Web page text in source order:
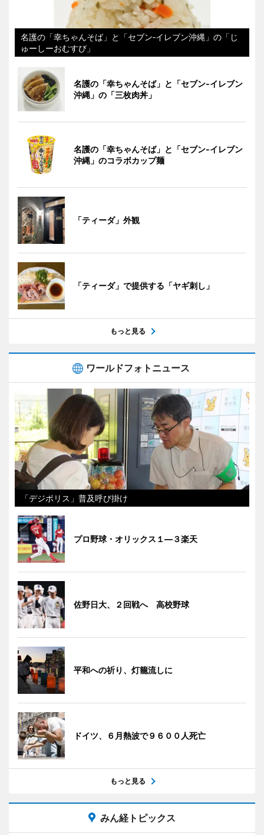
名護の「幸ちゃんそば」と「セブン‐イレブン沖縄」の「じ
ゅーしーおむすび」
名護の「幸ちゃんそば」と「セブン‐イレブン
沖縄」の「三枚肉丼」
名護の「幸ちゃんそば」と「セブン‐イレブン
沖縄」のコラボカップ麺
「ティーダ」外観
「ティーダ」で提供する「ヤギ刺し」
もっと見る
ワールドフォトニュース
「デジポリス」普及呼び掛け
プロ野球・オリックス１―３楽天
佐野日大、２回戦へ 高校野球
平和への祈り、灯籠流しに
ドイツ、６月熱波で９６００人死亡
もっと見る
みん経トピックス